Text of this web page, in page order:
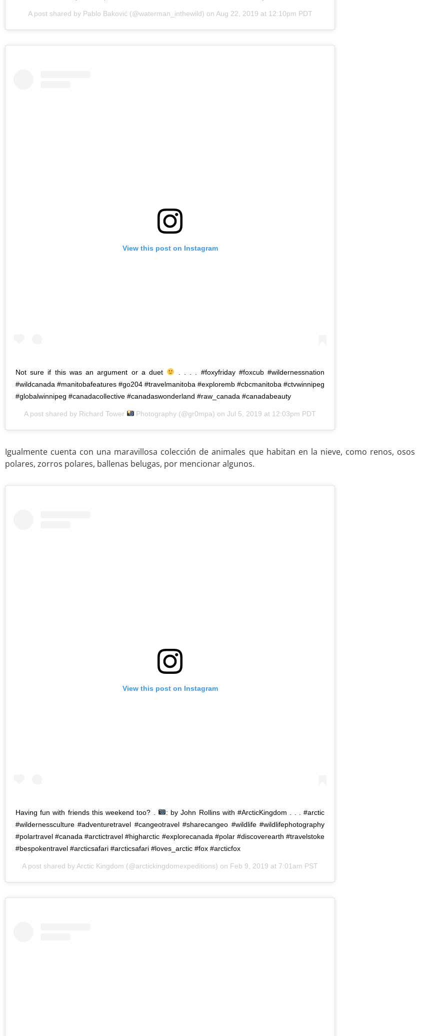
A post shared by Pablo Baković(@waterman_inthewild) on Aug 22, 2019 at 12:10pm PDT
View this post on Instagram
Not sure if this was an argument or a duet
. . . . #foxyfriday #foxcub #wildernessnation
#wildcanada #manitobafeatures #go204 #travelmanitoba #exploremb #cbcmanitoba #ctvwinnipeg
#globalwinnipeg #canadacollective #canadaswonderland #raw_canada #canadabeauty
A post shared by Richard Tower Photography (@gr0mpa) onJul 5, 2019 at 12:03pm PDT
Igualmente cuenta con una maravillosa colección de animales que habitan en la nieve, como renos, osos
polares, zorros polares, ballenas belugas, por mencionar algunos.
View this post on Instagram
Having fun with friends this weekend too? .
: by John Rollins with #ArcticKingdom . . . #arctic
#wildernessculture #adventuretravel #cangeotravel #sharecangeo #wildlife #wildlifephotography
#polartravel #canada #arctictravel #higharctic #explorecanada #polar #discoverearth #travelstoke
#bespokentravel #arcticsafari #arcticsafari #loves_arctic #fox #arcticfox
A post shared by Arctic Kingdom (@arctickingdomexpeditions) on Feb 9, 2019 at 7:01am PST